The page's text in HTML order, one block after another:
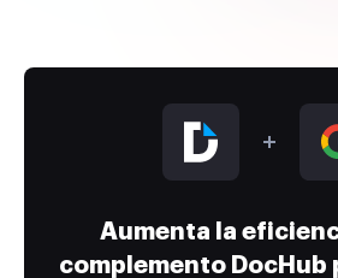
Aumenta la
complemento DocHub